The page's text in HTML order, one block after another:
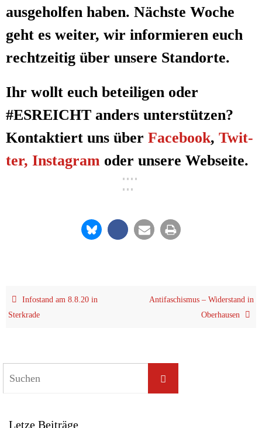
aus­ge­hol­fen haben. Nächs­te Woche
geht es wei­ter, wir infor­mie­ren euch
recht­zei­tig über unse­re Standorte.
Ihr wollt euch betei­li­gen oder
#ESREICHT anders unterstützen?
Kontak­tiert uns über Face­book, Twit­
ter, Insta­gram oder unse­re Web­sei­te.
Info­stand am 8.8.20 in
Sterkrade
Anti­fa­schis­mus – Wider­stand in
Oberhausen
Let­ze Beiträge